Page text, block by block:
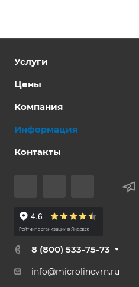
Услуги
Цены
Компания
Информация
Контакты
8 (800) 533-75-73
info@microlinevrn.ru